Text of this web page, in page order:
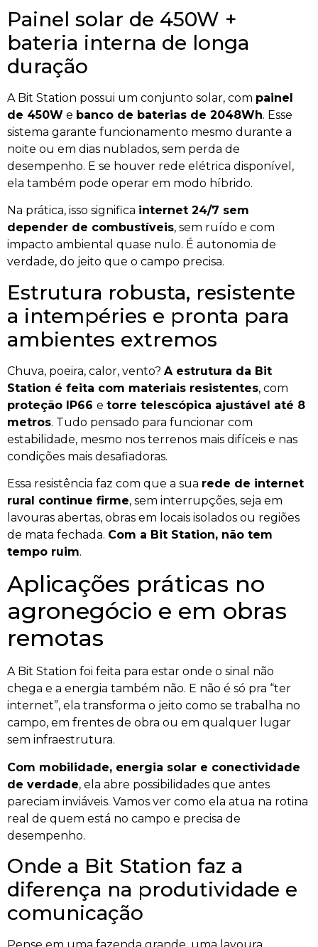
Painel solar de 450W +
bateria interna de longa
duração
A Bit Station possui um conjunto solar, com painel
de 450W e banco de baterias de 2048Wh. Esse
sistema garante funcionamento mesmo durante a
noite ou em dias nublados, sem perda de
desempenho. E se houver rede elétrica disponível,
ela também pode operar em modo híbrido.
Na prática, isso significa internet 24/7 sem
depender de combustíveis, sem ruído e com
impacto ambiental quase nulo. É autonomia de
verdade, do jeito que o campo precisa.
Estrutura robusta, resistente
a intempéries e pronta para
ambientes extremos
Chuva, poeira, calor, vento? A estrutura da Bit
Station é feita com materiais resistentes, com
proteção IP66 e torre telescópica ajustável até 8
metros. Tudo pensado para funcionar com
estabilidade, mesmo nos terrenos mais difíceis e nas
condições mais desafiadoras.
Essa resistência faz com que a sua rede de internet
rural continue firme, sem interrupções, seja em
lavouras abertas, obras em locais isolados ou regiões
de mata fechada. Com a Bit Station, não tem
tempo ruim.
Aplicações práticas no
agronegócio e em obras
remotas
A Bit Station foi feita para estar onde o sinal não
chega e a energia também não. E não é só pra “ter
internet”, ela transforma o jeito como se trabalha no
campo, em frentes de obra ou em qualquer lugar
sem infraestrutura.
Com mobilidade, energia solar e conectividade
de verdade, ela abre possibilidades que antes
pareciam inviáveis. Vamos ver como ela atua na rotina
real de quem está no campo e precisa de
desempenho.
Onde a Bit Station faz a
diferença na produtividade e
comunicação